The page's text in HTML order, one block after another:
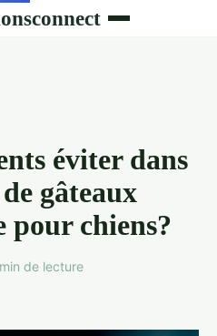
éviter dans
gâteaux
pour chiens?
de lecture